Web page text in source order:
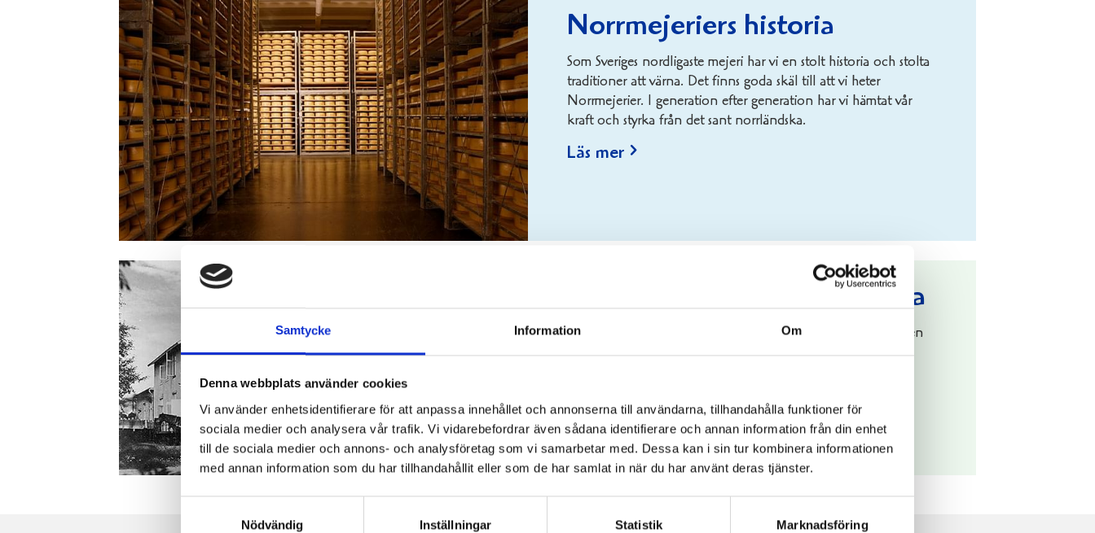
Samtycke Information Om
Denna webbplats använder cookies
Vi använder enhetsidentifierare för att anpassa innehållet och annonserna till användarna, tillhandahålla funktioner för
sociala medier och analysera vår trafik. Vi vidarebefordrar även sådana identifierare och annan information från din enhet
till de sociala medier och annons- och analysföretag som vi samarbetar med. Dessa kan i sin tur kombinera informationen
med annan information som du har tillhandahållit eller som de har samlat in när du har använt deras tjänster.
Nödvändig
Inställningar Statistik Marknadsföring
Norrmejeriers historia
Som Sveriges nordligaste mejeri har vi en stolt historia och stolta
traditioner att värna. Det finns goda skäl till att vi heter
Norrmejerier. I generation efter generation har vi hämtat vår
kraft och styrka från det sant norrländska.
Läs mer
Mjölkens norrländska historia
Ända sedan bronsåldern och in i vår tid har mjölken spelat en
viktig roll för norrlänningarna. Läs mer om den spännande
Läs mer